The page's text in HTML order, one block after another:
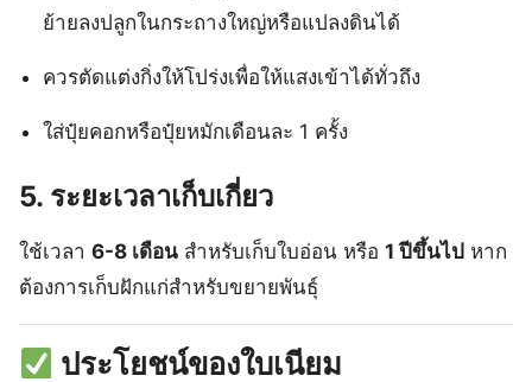
ย้ายลงปลูกในกระถางใหญ่หรือแปลงดินได้
ควรตัดแต่งกิ่งให้โปร่งเพื่อให้แสงเข้าได้ทั่วถึง
ใส่ปุ๋ยคอกหรือปุ๋ยหมักเดือนละ 1 ครั้ง
5. ระยะเวลาเก็บเกี่ยว
ใช้เวลา 6-8 เดือน สำหรับเก็บใบอ่อน หรือ 1 ปีขึ้นไป หาก
ต้องการเก็บฝักแก่สำหรับขยายพันธุ์
ประโยชน์ของใบเนียม